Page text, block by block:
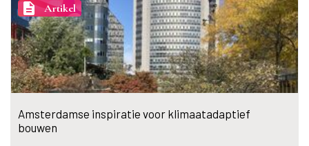
description Artikel
Amsterdamse inspiratie voor klimaatadaptief
bouwen